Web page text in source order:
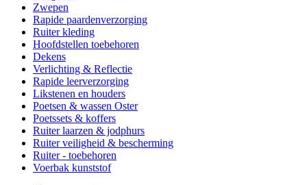
Zwepen
Rapide paardenverzorging
Ruiter kleding
Hoofdstellen toebehoren
Dekens
Verlichting & Reflectie
Rapide leerverzorging
Likstenen en houders
Poetsen & wassen Oster
Poetssets & koffers
Ruiter laarzen & jodphurs
Ruiter veiligheid & bescherming
Ruiter - toebehoren
Voerbak kunststof